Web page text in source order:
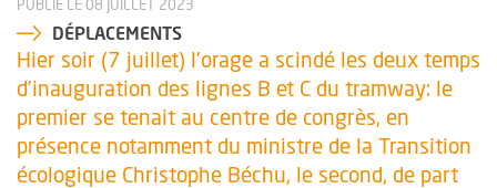
PUBLIÉ LE 08 JUILLET 2023
DÉPLACEMENTS
Hier soir (7 juillet) l’orage a scindé les deux temps
d’inauguration des lignes B et C du tramway: le
premier se tenait au centre de congrès, en
présence notamment du ministre de la Transition
écologique Christophe Béchu, le second, de part